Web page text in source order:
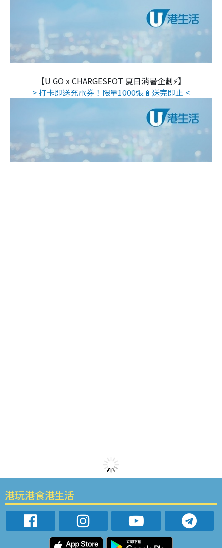
【U GO x CHARGESPOT 夏日消暑企劃⚡】
> 打卡即送充電券！限量1000張🔋送完即止 <
港玩港食港生活